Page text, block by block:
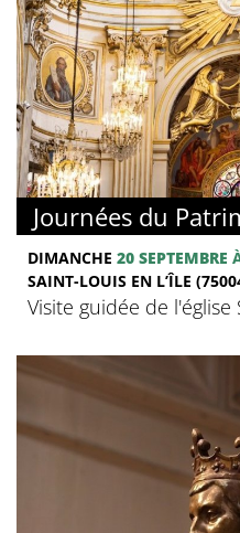
Journées du
DIMANCHE 20 SEPTEMBRE
SAINT-LOUIS EN L’ÎLE
Visite guidée de